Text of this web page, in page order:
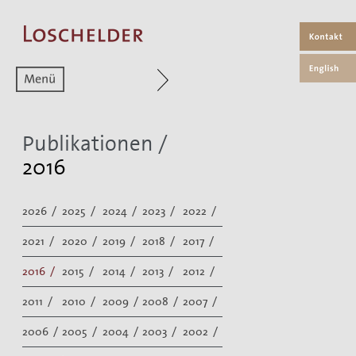
Zum aktuellen Menüpunkt
Publikationen /
2016
2026 / 2025 / 2024 / 2023 / 2022 /
2021 / 2020 / 2019 / 2018 / 2017 /
2016 / 2015 / 2014 / 2013 / 2012 /
2011 / 2010 / 2009 / 2008 / 2007 /
2006 / 2005 / 2004 / 2003 / 2002 /